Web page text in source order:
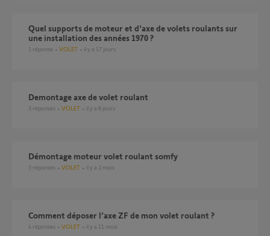
Quel supports de moteur et d'axe de volets roulants sur
une installation des années 1970 ?
1 réponse VOLET il y a 17 jours
Demontage axe de volet roulant
3 réponses VOLET il y a 8 jours
Démontage moteur volet roulant somfy
3 réponses VOLET il y a 2 mois
Comment déposer l’axe ZF de mon volet roulant ?
4 réponses VOLET il y a 11 mois